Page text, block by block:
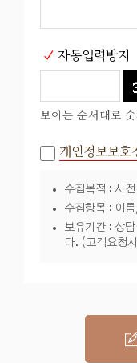
자동입력방지
보이는 순서대로
개인정보보호
수집목적 : 사
수집항목 : 이
보유기간 : 상
다. (고객요청